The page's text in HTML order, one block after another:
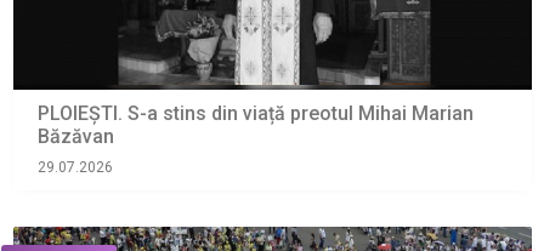
PLOIEȘTI. S-a stins din viață preotul Mihai Marian
Băzăvan
29.07.2026